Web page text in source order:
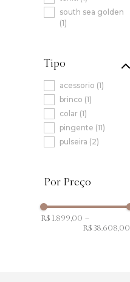
south sea golden
(1)
Tipo
acessorio (1)
brinco (1)
colar (1)
pingente (11)
pulseira (2)
R$ 1.899,00 –
R$ 38.608,00